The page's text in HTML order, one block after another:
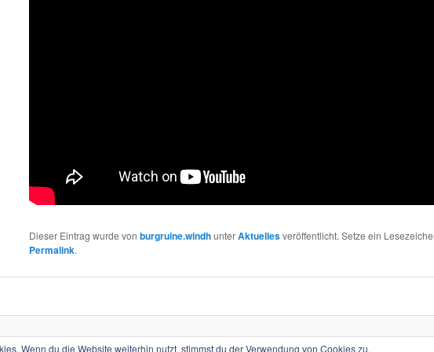
Dieser Eintrag wurde von burgruine.windhunterAktuellesveröffentlicht. Setze ein
Permalink.
Mit Stolz präsentiert von WordPress
Wenn du die Website weiterhin nutzt, stimmst du der Verwendung von Cookies zu.